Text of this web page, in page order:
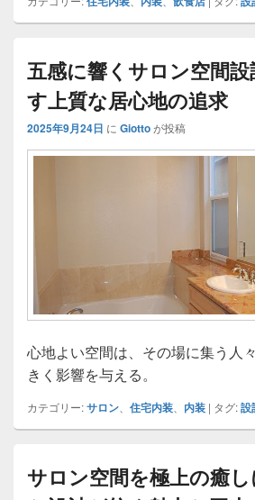
五感に響くサロン空間
す上質な居心地の追求
2025年9月24日 に Giottoが投稿
心地よい空間は、その場に集う人
きく影響を与える。
カテゴリー:サロン 住宅内装 内装 | タグ:設
サロン空間を極上の癒